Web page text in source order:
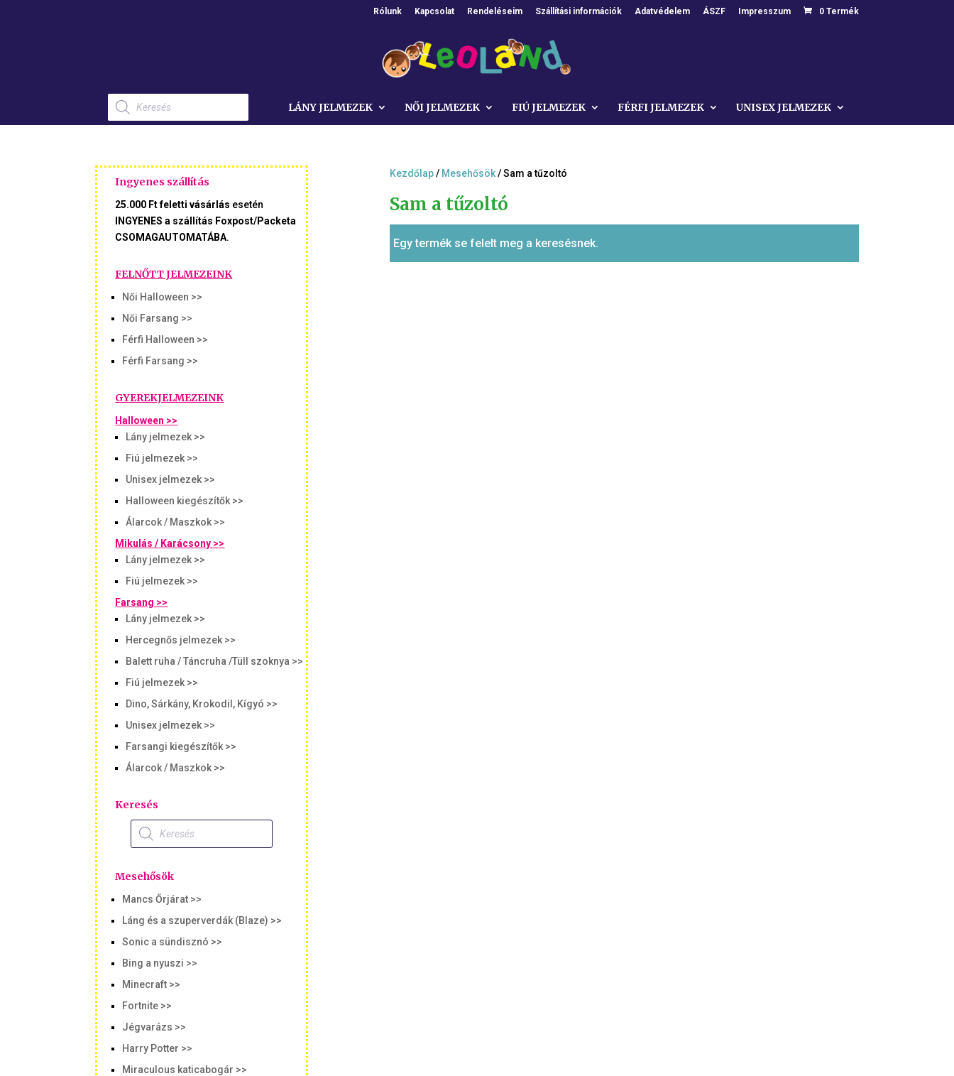
Rólunk Kapcsolat Rendeléseim Szállítási információk Adatvédelem ÁSZF Impresszum 0 Termék
Products
search LÁNY JELMEZEK NŐI JELMEZEK FIÚ JELMEZEK FÉRFI JELMEZEK UNISEX JELMEZEK
Kezdőlap/ Mesehősök/ Sam a tűzoltó
Sam a tűzoltó
Egy termék se felelt meg a keresésnek.
Ingyenes szállítás
25.000 Ft feletti vásárlás esetén
INGYENES a szállítás Foxpost/Packeta
CSOMAGAUTOMATÁBA.
FELNŐTT JELMEZEINK
Női Halloween >>
Női Farsang >>
Férfi Halloween >>
Férfi Farsang >>
GYEREKJELMEZEINK
Halloween >>
Lány jelmezek >>
Fiú jelmezek >>
Unisex jelmezek >>
Halloween kiegészítők >>
Álarcok / Maszkok >>
Mikulás / Karácsony >>
Lány jelmezek >>
Fiú jelmezek >>
Farsang >>
Lány jelmezek >>
Hercegnős jelmezek >>
Balett ruha / Táncruha /Tüll szoknya >>
Fiú jelmezek >>
Dino, Sárkány, Krokodil, Kígyó >>
Unisex jelmezek >>
Farsangi kiegészítők >>
Álarcok / Maszkok >>
Keresés
Products
search
Mesehősök
Mancs Őrjárat >>
Láng és a szuperverdák (Blaze) >>
Sonic a sündisznó >>
Bing a nyuszi >>
Minecraft >>
Fortnite >>
Jégvarázs >>
Harry Potter >>
Miraculous katicabogár >>